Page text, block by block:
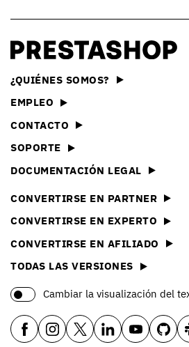
¿QUIÉNES SOMOS?
EMPLEO
CONTACTO
SOPORTE
DOCUMENTACIÓN LEGAL
CONVERTIRSE EN PARTNER
CONVERTIRSE EN EXPERTO
CONVERTIRSE EN AFILIADO
TODAS LAS VERSIONES
Cambiar la visualización del